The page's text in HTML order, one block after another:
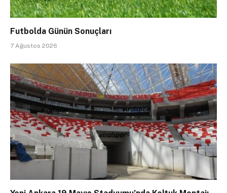
Futbolda Günün Sonuçları
7 Ağustos 2026